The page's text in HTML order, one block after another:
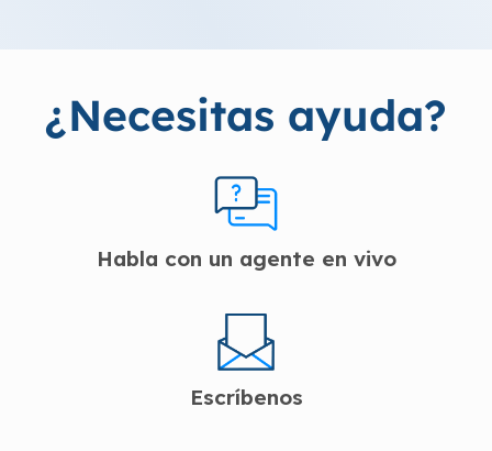
¿Necesitas ayuda?
Habla con un agente en vivo
Escríbenos